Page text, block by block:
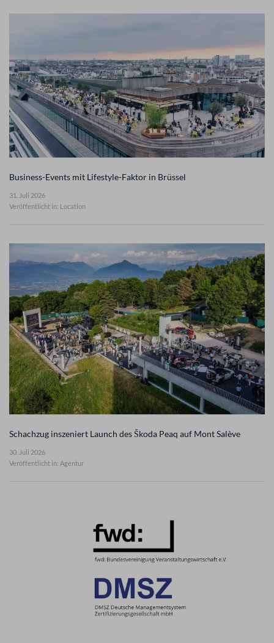
Business-Events mit Lifestyle-Faktor in Brüssel
31. Juli 2026
Veröffentlicht in: Location
Schachzug inszeniert Launch des Škoda Peaq auf Mont Salève
30. Juli 2026
Veröffentlicht in: Agentur